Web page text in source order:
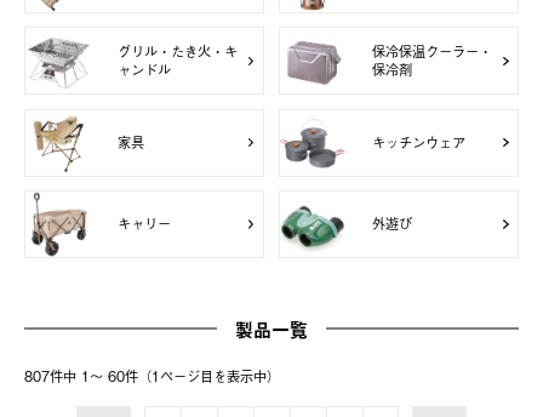
グリル・たき火・キ
ャンドル
保冷保温クーラー・
保冷剤
家具 キッチンウェア
キャリー 外遊び
製品一覧
807件中 1〜 60件（1ページ⽬を表⽰中）